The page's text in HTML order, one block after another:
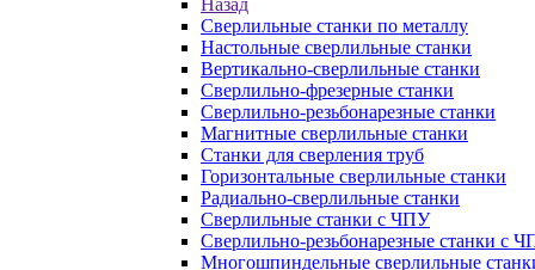
Назад
Сверлильные станки по металлу
Настольные сверлильные станки
Вертикально-сверлильные станки
Сверлильно-фрезерные станки
Сверлильно-резьбонарезные станки
Магнитные сверлильные станки
Станки для сверления труб
Горизонтальные сверлильные станки
Радиально-сверлильные станки
Сверлильные станки с ЧПУ
Сверлильно-резьбонарезные станки с
Многошпиндельные сверлильные